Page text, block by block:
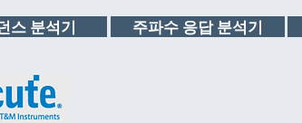
스 분석기
주파수 응답 분석기